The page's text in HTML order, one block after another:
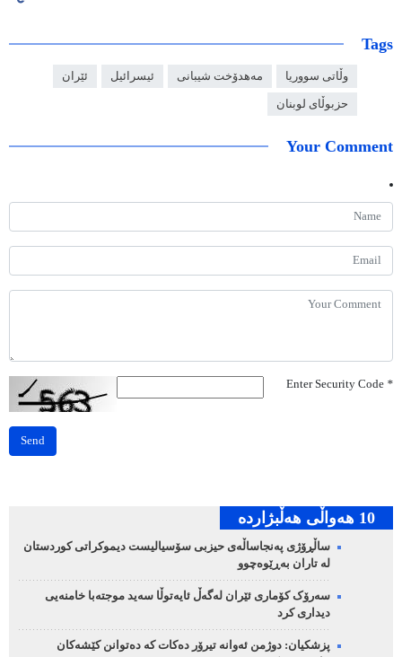
Tags
وڵاتی سووریا مەهدۆخت شیبانی ئیسرائیل ئێران
حزبوڵای لوبنان
Your Comment
*
Send
10 هه‌واڵی هه‌ڵبژارده‌
ساڵڕۆژی پەنجاساڵەی حیزبی سۆسیالیست دیموکراتی کوردستان
لە تاران بەڕێوەچوو
سەرۆک کۆماری ئێران لەگەڵ ئایەتوڵا سەید موجتەبا خامنەیی
دیداری کرد
پزشکیان: دوژمن ئەوانە تیرۆر دەکات کە دەتوانن کێشەکان